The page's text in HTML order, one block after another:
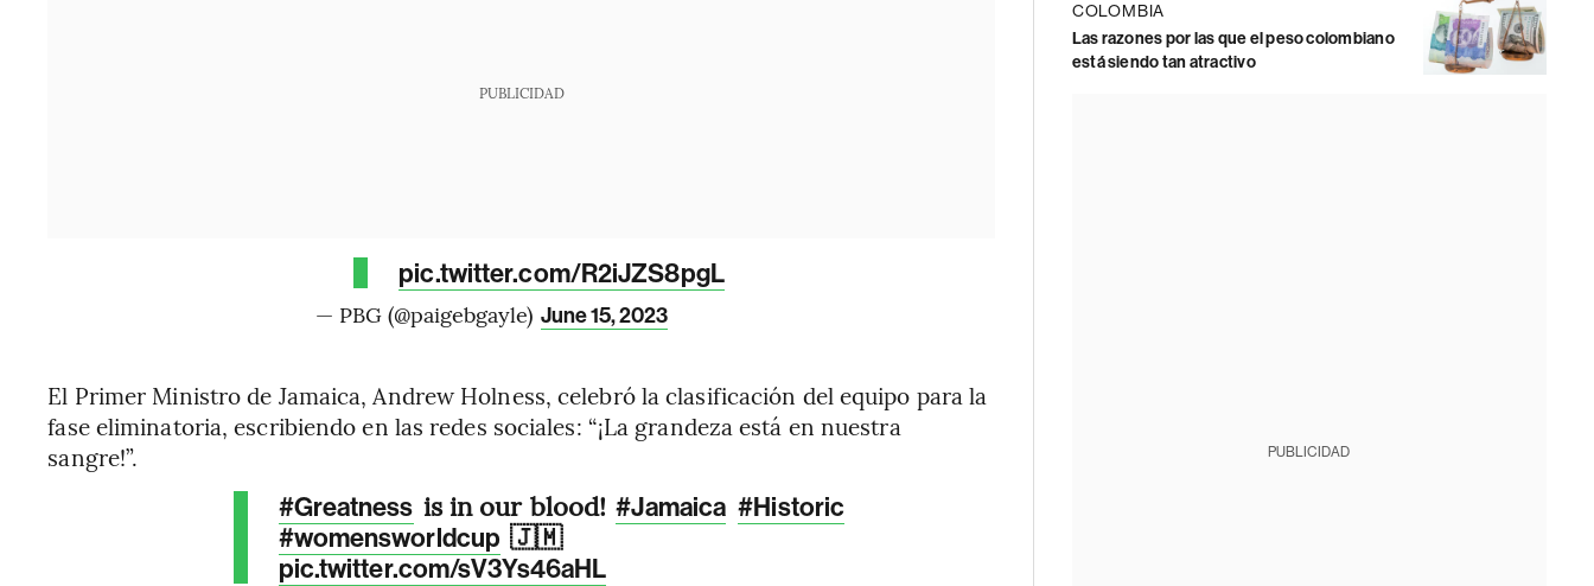
PUBLICIDAD
pic.twitter.com/R2iJZS8pgL
— PBG (@paigebgayle) June 15, 2023
El Primer Ministro de Jamaica, Andrew Holness, celebró la clasificación del equipo para la
fase eliminatoria, escribiendo en las redes sociales: “¡La grandeza está en nuestra
sangre!”.
#Greatness is in our blood! #Jamaica #Historic
#womensworldcup 🇯🇲
pic.twitter.com/sV3Ys46aHL
COLOMBIA
Las razones por las que el peso colombiano
está siendo tan atractivo
PUBLICIDAD